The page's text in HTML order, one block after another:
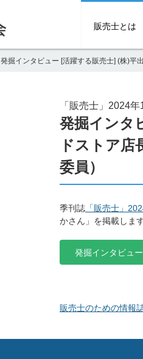
販売士とは
発掘インタビュー [活躍する販売士] (株)平
「販売士」2024
発掘インタ
ドストア
委員）
季刊誌 「販売士」
かさん」を掲載します
発掘インタビュ
販売士のための情報